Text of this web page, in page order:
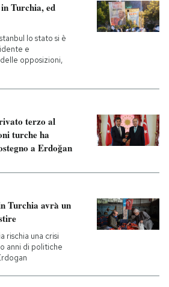
Turchia, ed
lo stato si è
e
opposizioni,
terzo al
turche ha
a Erdoğan
Turchia avrà un
rischia una crisi
anni di politiche